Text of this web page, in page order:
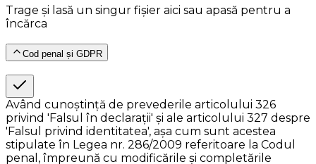
Trage și lasă un singur fișier aici sau apasă pentru a
încărca
Cod penal și GDPR
Având cunoștință de prevederile articolului 326
privind 'Falsul în declarații' și ale articolului 327 despre
'Falsul privind identitatea', așa cum sunt acestea
stipulate în Legea nr. 286/2009 referitoare la Codul
penal, împreună cu modificările și completările